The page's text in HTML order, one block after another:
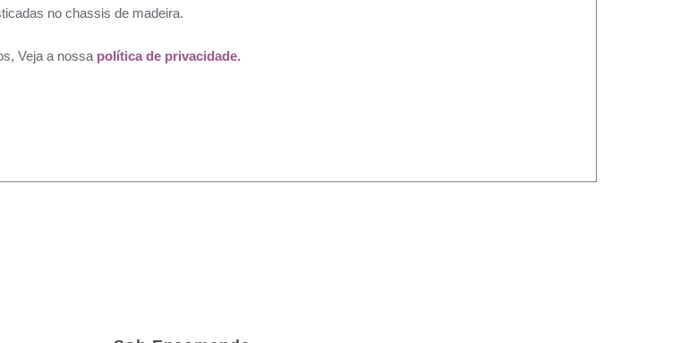
no chassis de madeira.
Veja a nossa política de privacidade.